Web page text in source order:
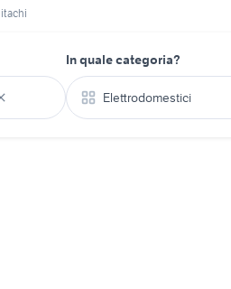
In quale categoria?
Elettrodomestici